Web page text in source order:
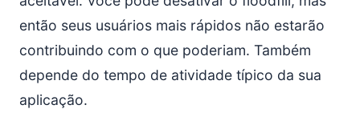
então seus usuários mais rápidos não estarão
contribuindo com o que poderiam. Também
depende do tempo de atividade típico da sua
aplicação.